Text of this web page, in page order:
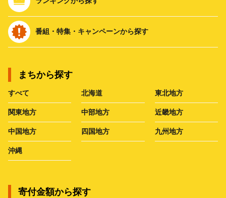
番組・特集・キャンペーンから探す
まちから探す
すべて 北海道 東北地方
関東地方 中部地方 近畿地方
中国地方 四国地方 九州地方
沖縄
寄付金額から探す